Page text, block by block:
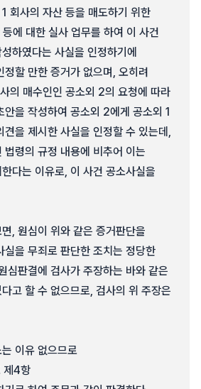
회사의 자산 등을 매도하기 위한
에 대한 실사 업무를 하여 이 사건
하였다는 사실을 인정하기에
정할 만한 증거가 없으며, 오히려
의 매수인인 공소외 2의 요청에 따라
안을 작성하여 공소외 2에게 공소외 1
견을 제시한 사실을 인정할 수 있는데,
법령의 규정 내용에 비추어 이는
다는 이유로, 이 사건 공소사실을
, 원심이 위와 같은 증거판단을
실을 무죄로 판단한 조치는 정당한
심판결에 검사가 주장하는 바와 같은
고 할 수 없으므로, 검사의 위 주장은
이유 없으므로
제4항